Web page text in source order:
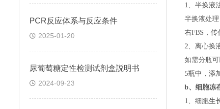
​PCR反应体系与反应条件
2025-01-20
尿葡萄糖定性检测试剂盒説明书
2024-09-23
1、半换液
半换液处
右FBS，
2、离心换
如需分瓶
5瓶中，添
b、 细胞冻
1、细胞生